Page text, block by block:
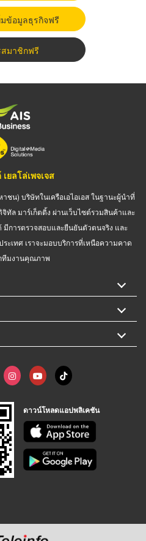
ข้อมูลธุรกิจฟรี
มาชิกฟรี
ยลโล่เพจเจส
ชน) บริษัทในเครือเอไอเอส ในฐานะผู้นำที่
ล มาร์เก็ตติ้ง ผ่านเว็บไซต์รวมสินค้าและ
มีการตรวจสอบและยืนยันตัวตนจริง และ
เทศ เราจะมอบบริการที่เหนือความคาด
ทีมงานคุณภาพ
ดาวน์โหลดแอปพลิเคชัน